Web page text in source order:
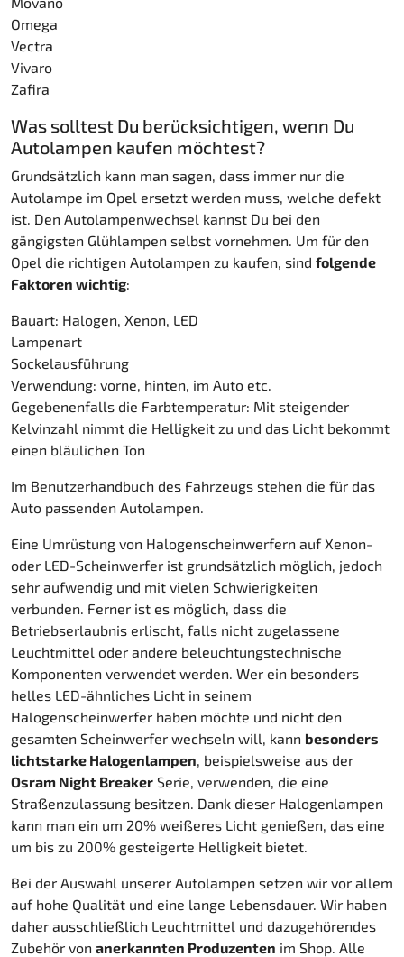
Omega
Vectra
Vivaro
Zafira
Was solltest Du berücksichtigen, wenn Du
Autolampen kaufen möchtest?
Grundsätzlich kann man sagen, dass immer nur die
Autolampe im Opel ersetzt werden muss, welche defekt
ist. Den Autolampenwechsel kannst Du bei den
gängigsten Glühlampen selbst vornehmen. Um für den
Opel die richtigen Autolampen zu kaufen, sind folgende
Faktoren wichtig:
Bauart: Halogen, Xenon, LED
Lampenart
Sockelausführung
Verwendung: vorne, hinten, im Auto etc.
Gegebenenfalls die Farbtemperatur: Mit steigender
Kelvinzahl nimmt die Helligkeit zu und das Licht bekommt
einen bläulichen Ton
Im Benutzerhandbuch des Fahrzeugs stehen die für das
Auto passenden Autolampen.
Eine Umrüstung von Halogenscheinwerfern auf Xenon-
oder LED-Scheinwerfer ist grundsätzlich möglich, jedoch
sehr aufwendig und mit vielen Schwierigkeiten
verbunden. Ferner ist es möglich, dass die
Betriebserlaubnis erlischt, falls nicht zugelassene
Leuchtmittel oder andere beleuchtungstechnische
Komponenten verwendet werden. Wer ein besonders
helles LED-ähnliches Licht in seinem
Halogenscheinwerfer haben möchte und nicht den
gesamten Scheinwerfer wechseln will, kann besonders
lichtstarke Halogenlampen , beispielsweise aus der
Osram Night Breaker Serie, verwenden, die eine
Straßenzulassung besitzen. Dank dieser Halogenlampen
kann man ein um 20% weißeres Licht genießen, das eine
um bis zu 200% gesteigerte Helligkeit bietet.
Bei der Auswahl unserer Autolampen setzen wir vor allem
auf hohe Qualität und eine lange Lebensdauer. Wir haben
daher ausschließlich Leuchtmittel und dazugehörendes
Zubehör von anerkannten Produzenten im Shop. Alle